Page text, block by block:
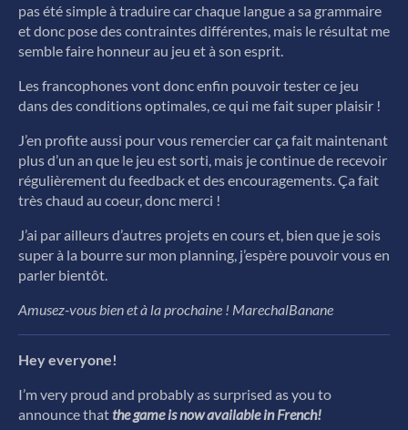
pas été simple à traduire car chaque langue a sa grammaire
et donc pose des contraintes différentes, mais le résultat me
semble faire honneur au jeu et à son esprit.
Les francophones vont donc enfin pouvoir tester ce jeu
dans des conditions optimales, ce qui me fait super plaisir !
J’en profite aussi pour vous remercier car ça fait maintenant
plus d’un an que le jeu est sorti, mais je continue de recevoir
régulièrement du feedback et des encouragements. Ça fait
très chaud au coeur, donc merci !
J’ai par ailleurs d’autres projets en cours et, bien que je sois
super à la bourre sur mon planning, j’espère pouvoir vous en
parler bientôt.
Amusez-vous bien et à la prochaine ! MarechalBanane
Hey everyone!
I’m very proud and probably as surprised as you to
announce thatthe game is now available in French!